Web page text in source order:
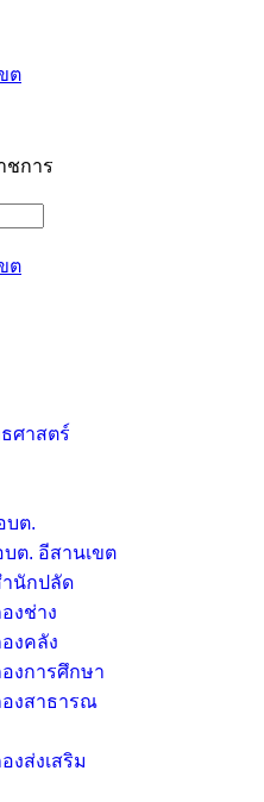
ชการ
ศาสตร์
บต.
บต. อีสานเขต
นักปลัด
งช่าง
งคลัง
งการศึกษา
งสาธารณ
งส่งเสริม